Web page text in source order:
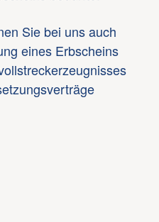
Sie bei uns auch
eines Erbscheins